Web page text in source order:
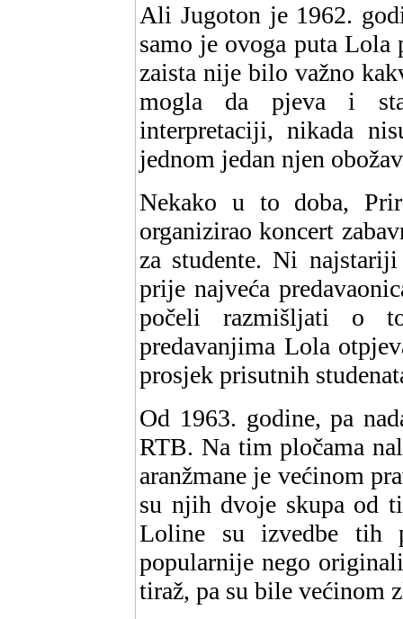
Ali Jugoton je 1962.
samo je ovoga puta Lola
zaista nije bilo važno
mogla da pjeva i
interpretaciji, nikada
jednom jedan njen
Nekako u to doba,
organizirao koncert
za studente. Ni
prije najveća
počeli razmišljati o
predavanjima Lola
prosjek prisutnih
Od 1963. godine, pa
RTB. Na tim pločama
aranžmane je većinom
su njih dvoje skupa od
Loline su izvedbe tih
popularnije nego
tiraž, pa su bile većinom